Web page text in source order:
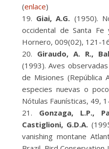
(enlace)
Giai, A.G. (1950).
occidental de Santa
Hornero, 009(02), 121-
Giraudo, A. R.,
(1993). Aves
de Misiones (República
especies nuevas o
Nótulas Faunísticas, 49,
Gonzaga, L.P.,
Castiglioni, G.D.A.
vanishing montane